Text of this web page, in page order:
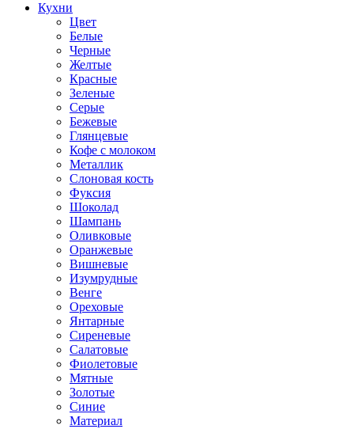
Кухни
Цвет
Белые
Черные
Желтые
Красные
Зеленые
Серые
Бежевые
Глянцевые
Кофе с молоком
Металлик
Слоновая кость
Фуксия
Шоколад
Шампань
Оливковые
Оранжевые
Вишневые
Изумрудные
Венге
Ореховые
Янтарные
Сиреневые
Салатовые
Фиолетовые
Мятные
Золотые
Синие
Материал